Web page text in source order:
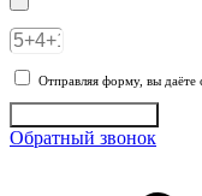
Отправляя форму, вы даёте
Обратный звонок